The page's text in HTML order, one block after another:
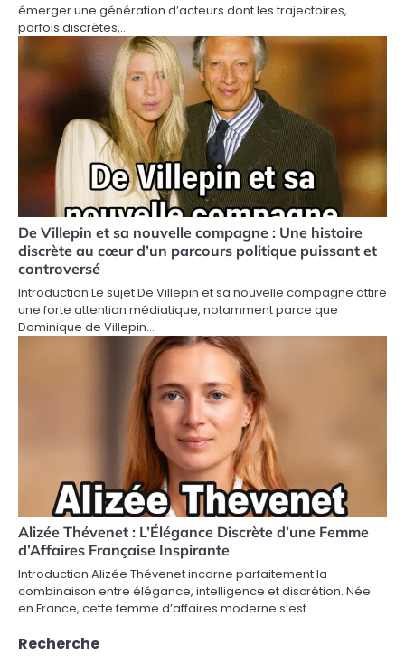
émerger une génération d’acteurs dont les trajectoires,
parfois discrètes,…
De Villepin et sa nouvelle compagne : Une histoire
discrète au cœur d’un parcours politique puissant et
controversé
Introduction Le sujet De Villepin et sa nouvelle compagne attire
une forte attention médiatique, notamment parce que
Dominique de Villepin…
Alizée Thévenet : L’Élégance Discrète d’une Femme
d’Affaires Française Inspirante
Introduction Alizée Thévenet incarne parfaitement la
combinaison entre élégance, intelligence et discrétion. Née
en France, cette femme d’affaires moderne s’est…
Recherche